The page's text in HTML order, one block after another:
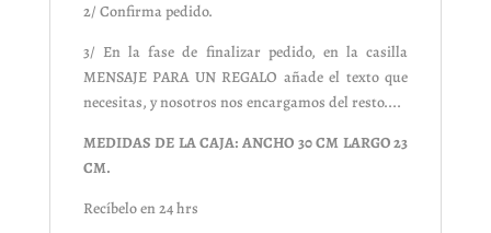
2/ Confirma pedido.
3/ En la fase de finalizar pedido, en la casilla
MENSAJE PARA UN REGALO añade el texto que
necesitas, y nosotros nos encargamos del resto....
MEDIDAS DE LA CAJA: ANCHO 30 CM LARGO 23
CM.
Recíbelo en 24 hrs